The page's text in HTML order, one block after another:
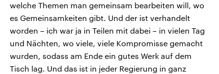
welche Themen man gemeinsam bearbeiten will, wo
es Gemeinsamkeiten gibt. Und der ist verhandelt
worden – ich war ja in Teilen mit dabei – in vielen Tag
und Nächten, wo viele, viele Kompromisse gemacht
wurden, sodass am Ende ein gutes Werk auf dem
Tisch lag. Und das ist in jeder Regierung in ganz